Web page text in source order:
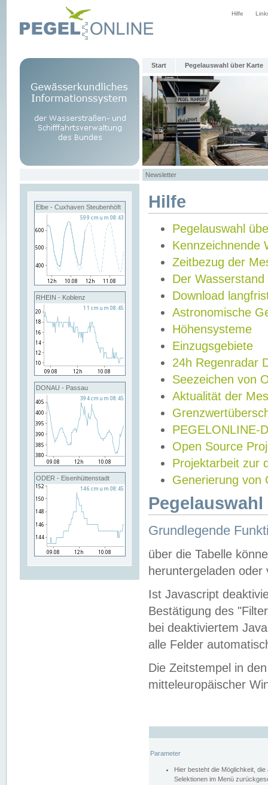
Hilfe
Start Pegelauswahl über Karte
Newsletter
Elbe - Cuxhaven Steubenhöft
RHEIN - Koblenz
DONAU - Passau
ODER - Eisenhüttenstadt
Hilfe
Pegelauswahl
Kennzeichnende
Zeitbezug der
Der Wasserstand
Download
Astronomische
Höhensysteme
Einzugsgebiete
24h Regenradar
Seezeichen von
Aktualität der
PEGELONLINE-
Open Source
Projektarbeit zur
Generierung von
Grundlegende
über die Tabelle
heruntergeladen oder
Ist Javascript
Bestätigung des
bei deaktiviertem
alle Felder
Die Zeitstempel in
mitteleuropäischer
Parameter
Hier besteht die Möglichkeit,
Selektionen im Menü